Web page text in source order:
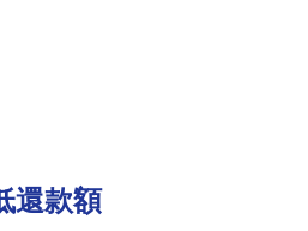
還款額